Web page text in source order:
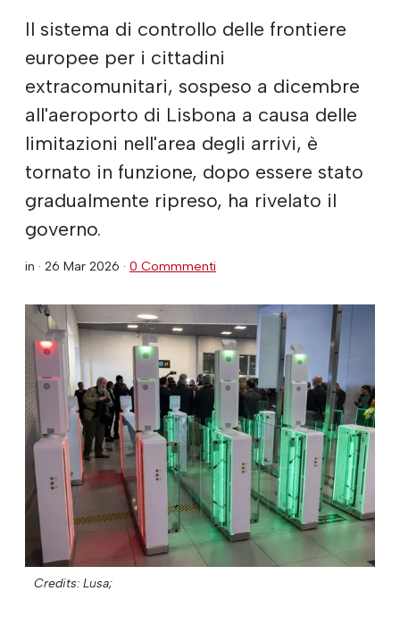
Il sistema di controllo delle frontiere
europee per i cittadini
extracomunitari, sospeso a dicembre
all'aeroporto di Lisbona a causa delle
limitazioni nell'area degli arrivi, è
tornato in funzione, dopo essere stato
gradualmente ripreso, ha rivelato il
governo.
in · 26 Mar 2026 · 0 Commmenti
Credits: Lusa;